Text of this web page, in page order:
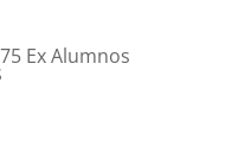
Ex Alumnos